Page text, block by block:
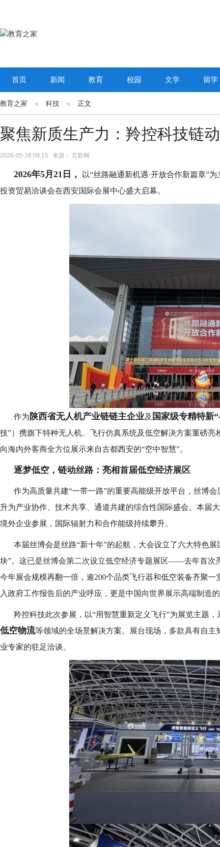
首页 新闻 教育 校园 文学 留学
教育之家 科技 正文
聚焦新质生产力：羚控科技链
2026-05-28 09:15 来源： 互联网
2026年5月21日，
以“丝路融通新机遇·开放合作新篇章”
投资贸易洽谈会在西安国际会展中心盛大启幕。
作为 陕西省无人机产业链链主企业及 国家级专精特新
技”）携旗下特种无人机、飞行仿真系统及低空解决方案重磅亮
向海内外客商全方位展示来自古都西安的“空中智慧”。
逐梦低空，链动丝路：亮相首届低空经济展区
作为高质量共建“一带一路”的重要高能级开放平台，丝博
升为产业协作、技术共享、通道共建的综合性国际盛会。本届
境外企业参展，国际辐射力和合作能级持续攀升。
本届丝博会是丝路“新十年”的起航，大会设立了六大特色
块”。这已是丝博会第二次设立低空经济专题展区——去年首次
今年展会规模再翻一倍，逾200个品类飞行器和低空装备齐聚
入政府工作报告后的产业呼应，更是中国向世界展示高端制造
羚控科技此次参展，以“用智慧重新定义飞行”为展览主题
低空物流等领域的全场景解决方案。展台现场，多款具有自
业专家的驻足洽谈。